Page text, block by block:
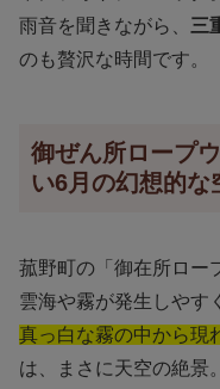
雨音を聞きながら、 三
のも贅沢な時間です。
御ぜん所ロープ
い6月の幻想的な
菰野町の「御在所ロー
雲海や霧が発生しやす
真っ白な霧の中から現
は、まさに天空の絶景。